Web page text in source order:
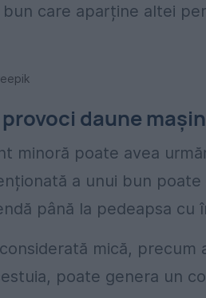
care aparține altei
daune
minoră poate avea
a unui bun
până la pedeapsa
mică,
poate genera un